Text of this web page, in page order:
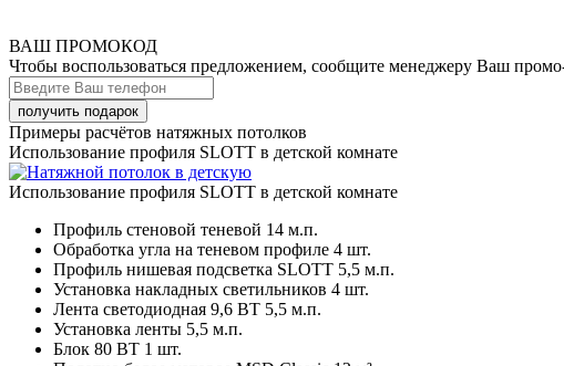
ВАШ ПРОМОКОД
Чтобы воспользоваться предложением, сообщите менеджеру Ваш
Примеры расчётов натяжных потолков
Использование профиля SLOTT в детской комнате
Использование профиля SLOTT в детской комнате
Профиль стеновой теневой 14 м.п.
Обработка угла на теневом профиле 4 шт.
Профиль нишевая подсветка SLOTT 5,5 м.п.
Установка накладных светильников 4 шт.
Лента светодиодная 9,6 ВТ 5,5 м.п.
Установка ленты 5,5 м.п.
Блок 80 ВТ 1 шт.